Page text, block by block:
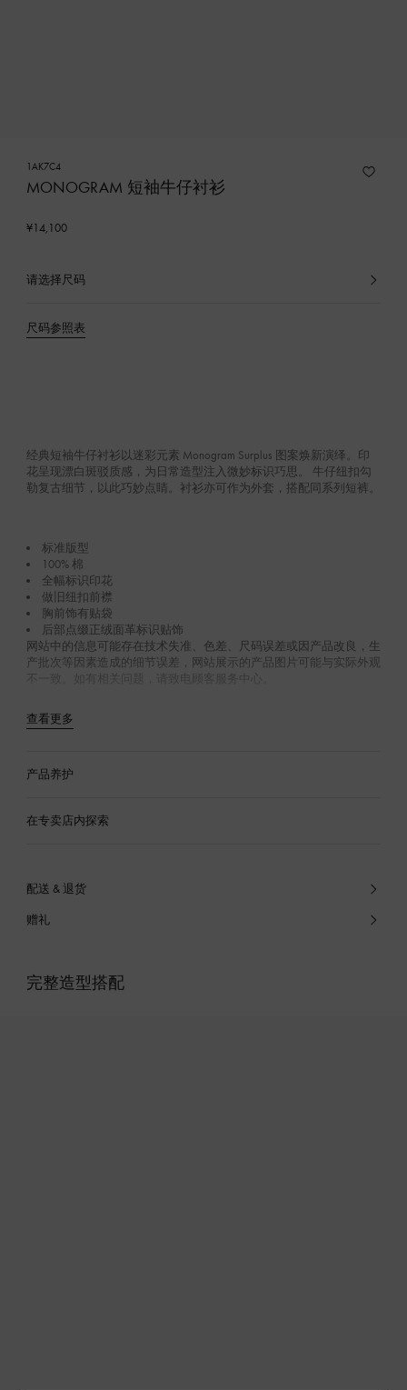
1AK7C4
MONOGRAM 短袖牛仔衬衫
¥14,100
请选择尺码
已
品
尺码参照表
经典短袖牛仔衬衫以迷彩元素 Monogram Surplus 图案焕新演绎。印
花呈现漂白斑驳质感，为日常造型注入微妙标识巧思。 牛仔纽扣勾
勒复古细节，以此巧妙点睛。衬衫亦可作为外套，搭配同系列短裤。
标准版型
100% 棉
全幅标识印花
做旧纽扣前襟
胸前饰有贴袋
后部点缀正绒面革标识贴饰
网站中的信息可能存在技术失准、色差、尺码误差或因产品改良，生
产批次等因素造成的细节误差，网站展示的产品图片可能与实际外观
不一致。如有相关问题，请致电顾客服务中心。
查看更多
产品养护
在专卖店内探索
配送 & 退货
赠礼
完整造型搭配